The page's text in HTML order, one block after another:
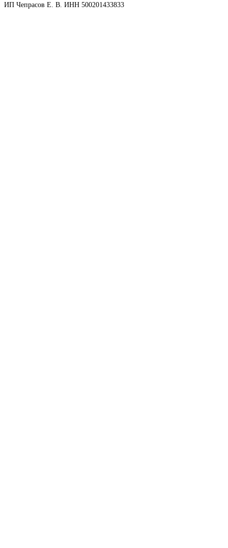
ИП Чепрасов Е. В. ИНН 500201433833